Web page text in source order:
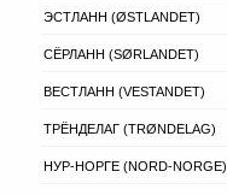
ЭСТЛАНН (ØSTLANDET)
СЁРЛАНН (SØRLANDET)
ВЕСТЛАНН (VESTANDET)
ТРЁНДЕЛАГ (TRØNDELAG)
НУР-НОРГЕ (NORD-NORGE)